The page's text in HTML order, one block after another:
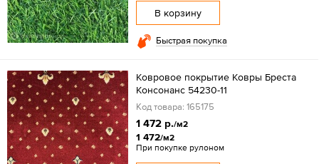
В корзину
Быстрая покупка
Ковровое покрытие Ковры Бреста
Консонанс 54230-11
Код товара: 165175
1 472 р./м2
1 472/м2
При покупке рулоном